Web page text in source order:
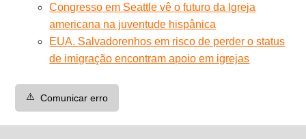
Congresso em Seattle vê o futuro da Igreja
americana na juventude hispânica
EUA. Salvadorenhos em risco de perder o status
de imigração encontram apoio em igrejas
⚠️ Comunicar erro